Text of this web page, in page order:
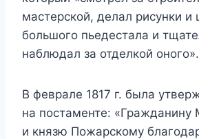
мастерской, делал рисунки
большого пьедестала и
наблюдал за отделкой оного».
В феврале 1817 г. была
на постаменте: «Гражданину
и князю Пожарскому